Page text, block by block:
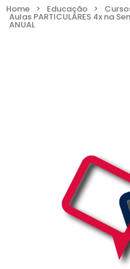
Home > Educação >
Aulas PARTICULARES 4x na
ANUAL